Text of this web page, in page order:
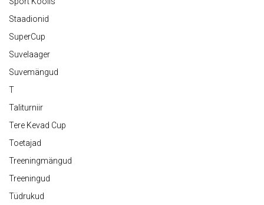
Staadionid
SuperCup
Suvelaager
Suvemängud
T
Taliturniir
Tere Kevad Cup
Toetajad
Treeningmängud
Treeningud
Tüdrukud